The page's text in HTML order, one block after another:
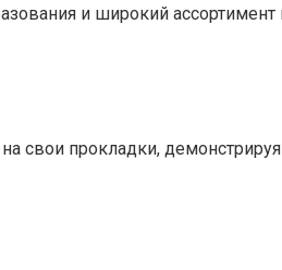
и широкий ассортимент
свои прокладки,